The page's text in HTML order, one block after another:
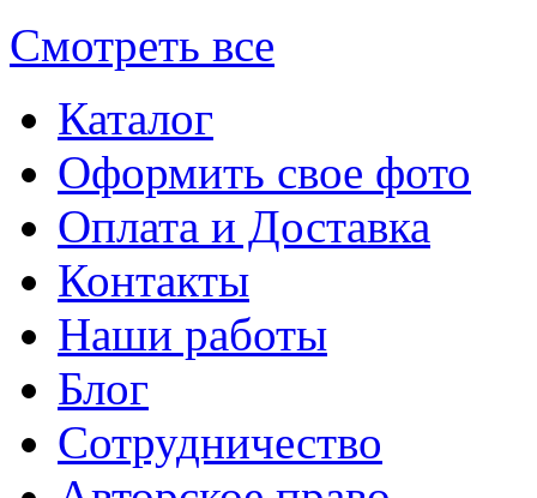
Смотреть все
Каталог
Оформить свое фото
Оплата и Доставка
Контакты
Наши работы
Блог
Сотрудничество